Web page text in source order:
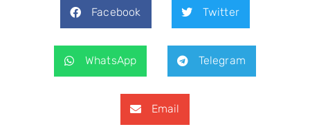
Facebook Twitter
WhatsApp Telegram
Email